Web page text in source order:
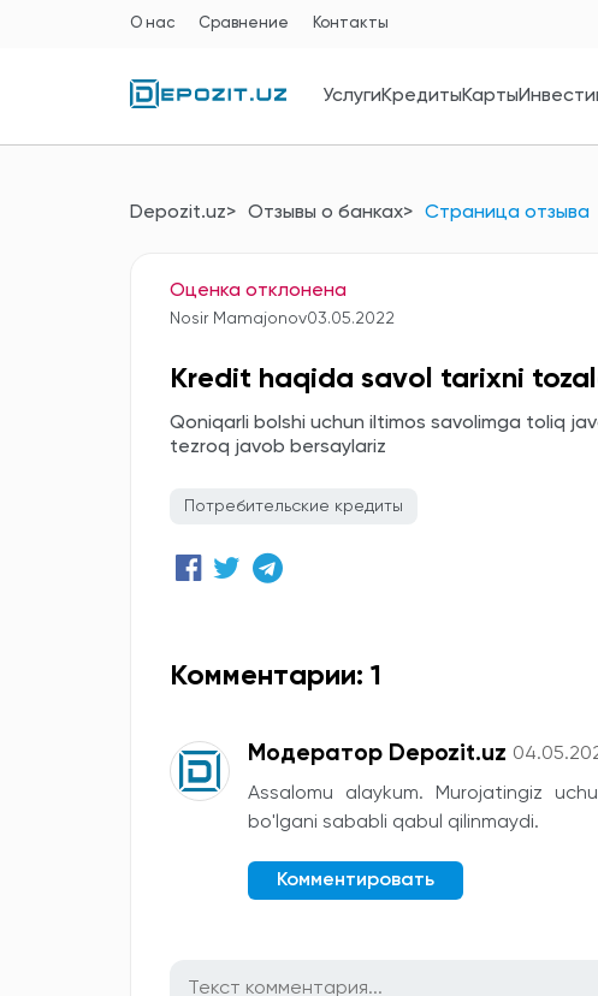
О нас Сравнение Контакты
УслугиКредитыКарты
Depozit.uz Отзывы о банках Страница отзыва
Оценка отклонена
Nosir Mamajonov03.05.2022
Kredit haqida savol tarixni
Qoniqarli bolshi uchun iltimos savolimga toliq
tezroq javob bersaylariz
Потребительские кредиты
Комментарии: 1
Модератор Depozit.uz
Assalomu alaykum. Murojatingiz
bo'lgani sababli qabul qilinmaydi.
Комментировать